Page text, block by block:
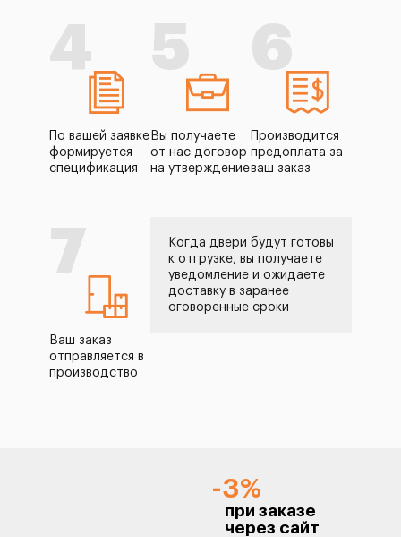
4
По вашей заявке
формируется
спецификация
5
Вы получаете
от нас договор
на утверждение
6
Производится
предоплата за
ваш заказ
7
Ваш заказ
отправляется в
производство
Когда двери будут готовы
к отгрузке, вы получаете
уведомление и ожидаете
доставку в заранее
оговоренные сроки
-3%
при заказе
через сайт